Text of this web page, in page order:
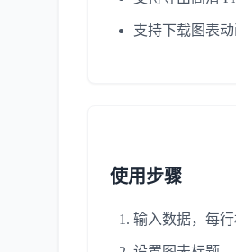
支持下载图表
使用步骤
输入数据，每